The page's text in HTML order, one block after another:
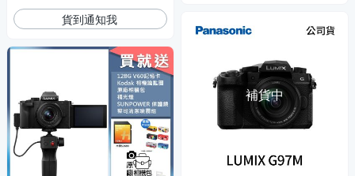
貨到通知我
補貨中